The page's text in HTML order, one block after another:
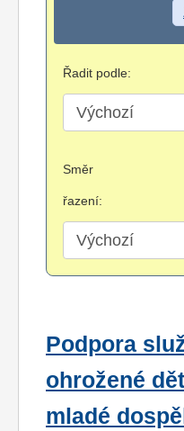
Řadit podle:
Směr
řazení:
Podpora
ohrožené
mladé